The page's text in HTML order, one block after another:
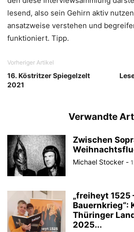
lesend, also sein Gehirn aktiv
ansatzweise verstehen und
funktioniert. Tipp.
Vorheriger Artikel
16. Köstritzer Spiegelzelt
2021
Verwandte
Zwischen
Michael Stocker -
„freiheyt 1525
Bauernkrieg“:
Thüringer
2025...